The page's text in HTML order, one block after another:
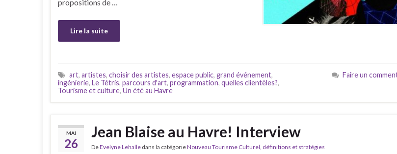
propositions de …
Lire la suite
art, artistes, choisir des artistes, espace public, grand événement,
ingénierie, Le Tétris, parcours d'art, programmation, quelles clientèles?,
Tourisme et culture, Un été au Havre
Faire un
MAI
26
Jean Blaise au Havre! Interview
DeEvelyne Lehalle dans la catégorieNouveau Tourisme Culturel, définitions et stratégies